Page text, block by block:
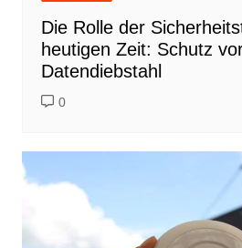
Die Rolle der
heutigen Zeit: Schutz
Datendiebstahl
0